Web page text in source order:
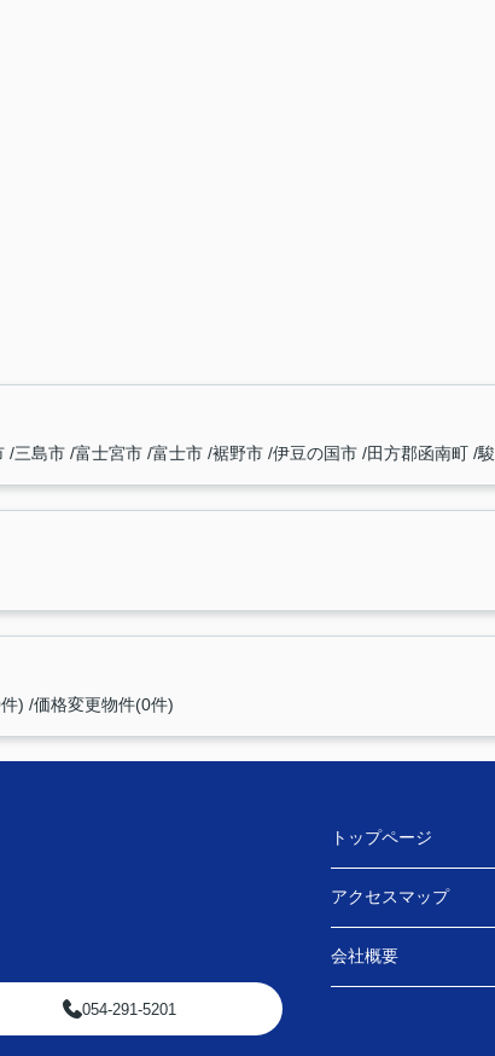
三島市 富士宮市 富士市 裾野市 伊豆の国市 田方郡函南町
) 価格変更物件(0件)
054-291-5201
トップページ
アクセスマップ
会社概要